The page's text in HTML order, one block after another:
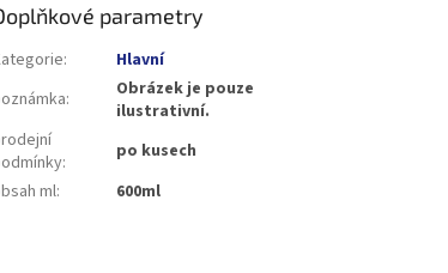
parametry
:
Hlavní
:
Obrázek je pouze
ilustrativní.
:
po kusech
ml: 600ml